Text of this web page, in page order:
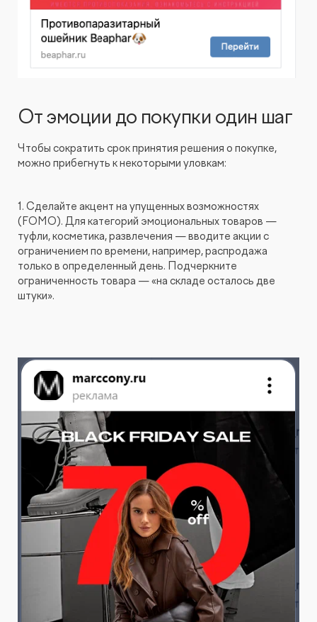
От эмоции до покупки один шаг
Чтобы сократить срок принятия решения о покупке,
можно прибегнуть к некоторыми уловкам:
1. Сделайте акцент на упущенных возможностях
(FOMO). Для категорий эмоциональных товаров —
туфли, косметика, развлечения — вводите акции с
ограничением по времени, например, распродажа
только в определенный день. Подчеркните
ограниченность товара — «на складе осталось две
штуки».